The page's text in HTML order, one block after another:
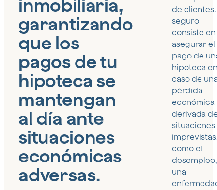
inmobiliaria,
garantizando
que los
pagos de tu
hipoteca se
mantengan
al día ante
situaciones
económicas
adversas.
de clientes.
seguro
consiste en
asegurar el
pago de
hipoteca en
caso de
pérdida
económica
derivada
situaciones
como el
desempleo,
una